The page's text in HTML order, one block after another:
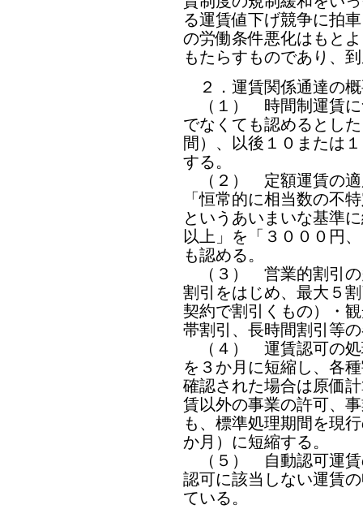
る運賃値下げ競争に拍
の労働条件悪化はもと
もたらすものであり、
２．運賃関係通達の
（１） 時間制運賃に
でなくても認めるとし
間）、以後１０または
する。
（２） 定額運賃の適
「恒常的に相当数の不
というあいまいな基準
以上」を「３０００円
も認める。
（３） 営業的割引の
割引をはじめ、最大５
契約で割引くもの）・
帯割引、長時間割引等
（４） 運賃認可の処
を３か月に短縮し、各
確認された場合は原価
賃以外の事業の許可、
も、標準処理期間を現
か月）に短縮する。
（５） 自動認可運賃
認可に該当しない運賃
ている。